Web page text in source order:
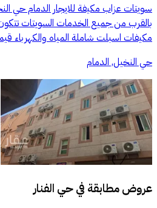
سويتات عزاب مكيفة للايجار الدمام حي
بالقرب من جميع الخدمات السويتات
مكيفات اسبلت شاملة المياه والكهرباء قيمة الايجار
حي النخيل, الدمام
عروض مطابقة فيحي الفنار